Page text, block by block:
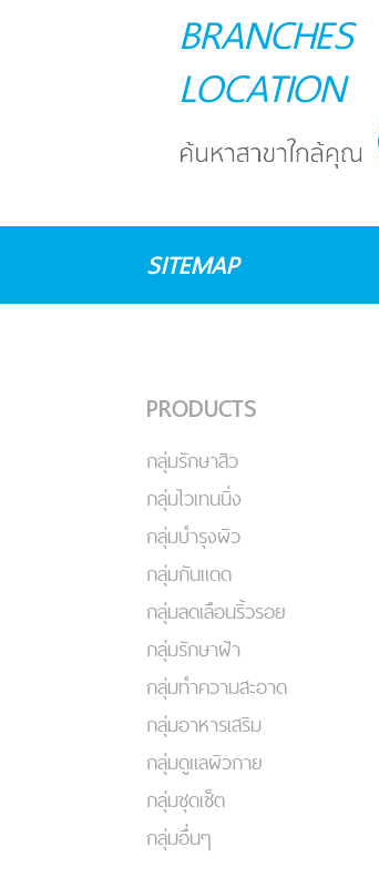
BRANCHES
LOCATION
SITEMAP
PRODUCTS
กลุ่มรักษาสิว
กลุ่มไวเทนนิ่ง
กลุ่มบำรุงผิว
กลุ่มกันแดด
กลุ่มลดเลือนริ้วรอย
กลุ่มรักษาฝ้า
กลุ่มทำความสะอาด
กลุ่มอาหารเสริม
กลุ่มดูแลผิวกาย
กลุ่มชุดเซ็ต
กลุ่มอื่นๆ